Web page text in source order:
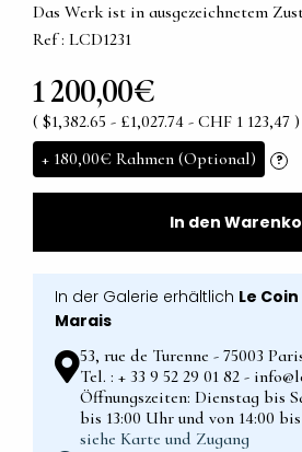
Das Werk ist in ausgezeichnetem
Ref : LCD1231
1 200,00€
( $1,382.65 - £1,027.74 - CHF 1 123,47 )
+ 180,00€ Rahmen (Optional) ?
In den
In der Galerie erhältlich Le
Marais
53, rue de Turenne - 75003
Tel. : + 33 9 52 29 01 82 -
Öffnungszeiten: Dienstag bis
bis 13:00 Uhr und von 14:00
siehe Karte und Zugang